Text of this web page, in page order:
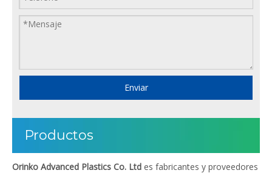
Enviar
Productos
Orinko Advanced Plastics Co. Ltd es fabricantes y proveedores